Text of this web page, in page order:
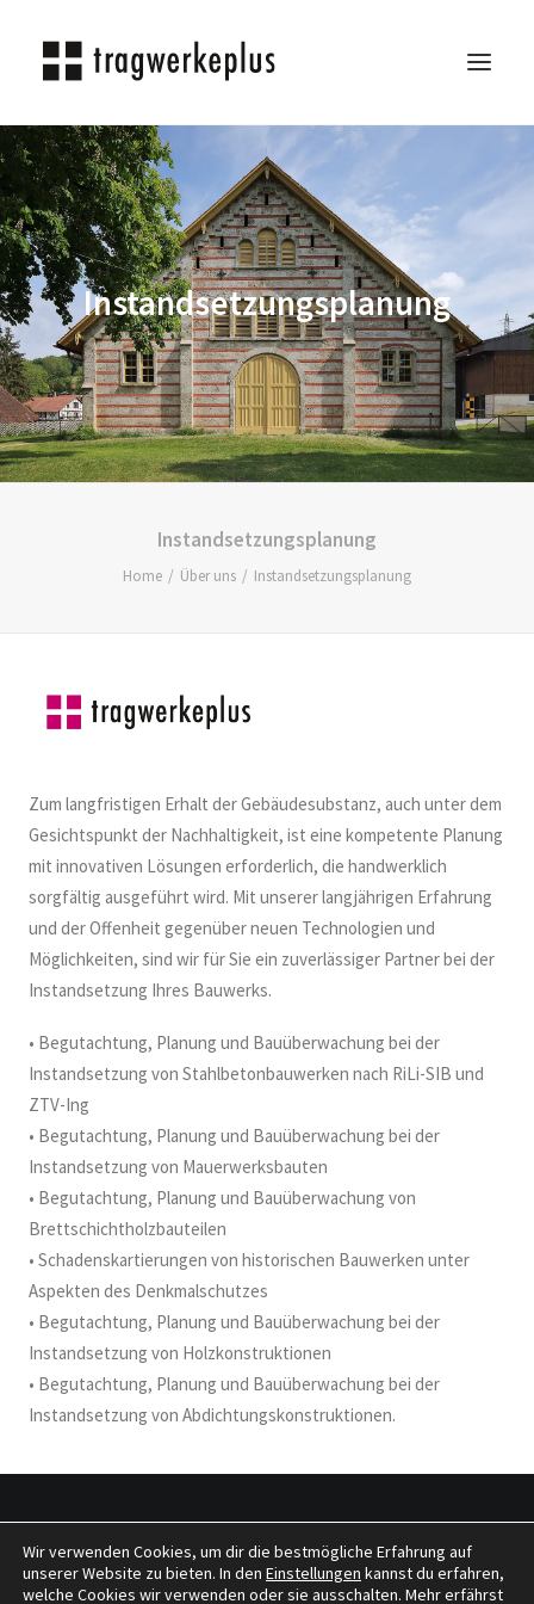
TRAGWERKEPLUS
BLOG
REFERENZEN
ÜBER UNS
KARRIERE
KONTAKT
SEARCH
Instandsetzungsplanung
Instandsetzungsplanung
Home Über uns Instandsetzungsplanung
Zum langfristigen Erhalt der Gebäudesubstanz, auch unter dem
Gesichtspunkt der Nachhaltigkeit, ist eine kompetente Planung
mit innovativen Lösungen erforderlich, die handwerklich
sorgfältig ausgeführt wird. Mit unserer langjährigen Erfahrung
und der Offenheit gegenüber neuen Technologien und
Möglichkeiten, sind wir für Sie ein zuverlässiger Partner bei der
Instandsetzung Ihres Bauwerks.
• Begutachtung, Planung und Bauüberwachung bei der
Instandsetzung von Stahlbetonbauwerken nach RiLi-SIB und
ZTV-Ing
• Begutachtung, Planung und Bauüberwachung bei der
Instandsetzung von Mauerwerksbauten
• Begutachtung, Planung und Bauüberwachung von
Brettschichtholzbauteilen
• Schadenskartierungen von historischen Bauwerken unter
Aspekten des Denkmalschutzes
• Begutachtung, Planung und Bauüberwachung bei der
Instandsetzung von Holzkonstruktionen
• Begutachtung, Planung und Bauüberwachung bei der
Instandsetzung von Abdichtungskonstruktionen.
© 2026 tragwerkeplus. All rights reserved
Wir verwenden Cookies, um dir die bestmögliche Erfahrung auf
unserer Website zu bieten. In den Einstellungen kannst du erfahren,
welche Cookies wir verwenden oder sie ausschalten. Mehr erfährst